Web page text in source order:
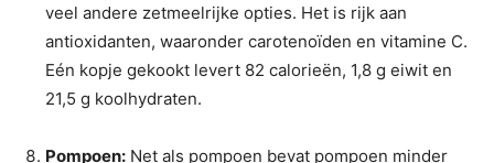
veel andere zetmeelrijke opties. Het is rijk aan
antioxidanten, waaronder carotenoïden en vitamine C.
Eén kopje gekookt levert 82 calorieën, 1,8 g eiwit en
21,5 g koolhydraten.
Pompoen: Net als pompoen bevat pompoen minder